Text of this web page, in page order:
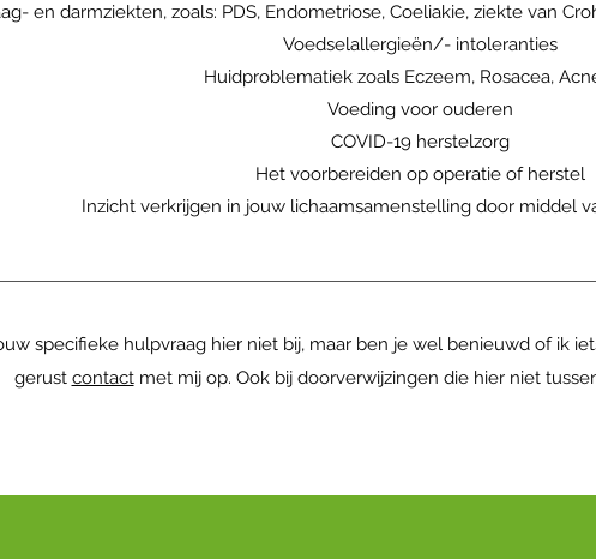
en darmziekten, zoals: PDS, Endometriose, Coeliakie, ziekte van
Voedselallergieën/- intoleranties
Huidproblematiek zoals Eczeem, Rosacea,
Voeding voor ouderen
COVID-19 herstelzorg
Het voorbereiden op operatie of herstel
Inzicht verkrijgen in jouw lichaamsamenstelling door middel
specifieke hulpvraag hier niet bij, maar ben je wel benieuwd of ik
gerust contactmet mij op. Ook bij doorverwijzingen die hier niet